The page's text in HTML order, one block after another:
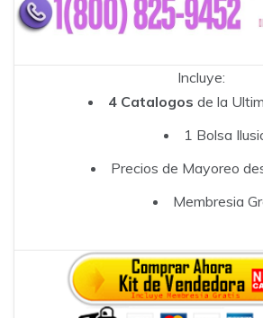
Incluye:
4 Catalogos de la
1 Bolsa
Precios de Mayoreo
Membresia